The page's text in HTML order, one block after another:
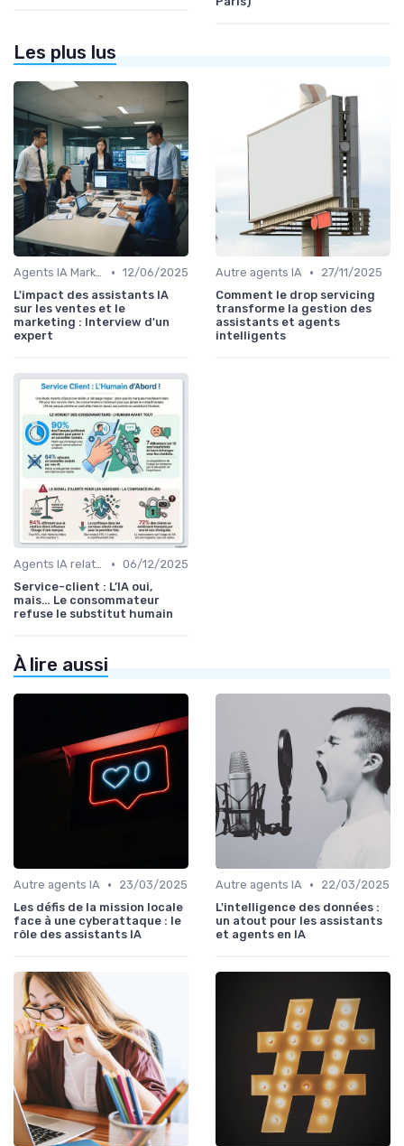
Les plus lus
Agents IA Marketing • 12/06/2025
L'impact des assistants IA
sur les ventes et le
marketing : Interview d'un
expert
Autre agents IA •
27/11/2025
Comment le drop servicing
transforme la gestion des
assistants et agents
intelligents
Agents IA relation client • 06/12/2025
Service-client : L’IA oui,
mais… Le consommateur
refuse le substitut humain
À lire aussi
Autre agents IA •
23/03/2025
Les défis de la mission locale
face à une cyberattaque : le
rôle des assistants IA
Autre agents IA •
22/03/2025
L'intelligence des données :
un atout pour les assistants
et agents en IA